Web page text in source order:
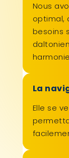
Nous
optimal,
besoins
La
Elle se